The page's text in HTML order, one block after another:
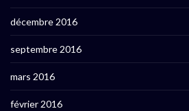
décembre 2016
septembre 2016
mars 2016
février 2016